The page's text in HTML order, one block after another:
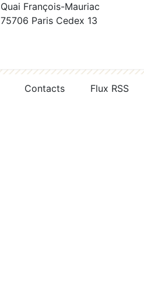
Quai François-Mauriac
75706 Paris Cedex 13
Contacts Flux RSS